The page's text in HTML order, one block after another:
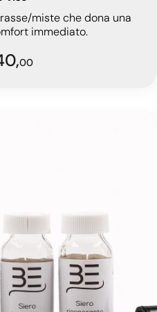
miste che dona una
immediato.
00